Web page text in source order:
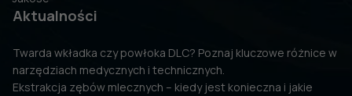
Aktualności
Twarda wkładka czy powłoka DLC? Poznaj kluczowe różnice w
narzędziach medycznych i technicznych.
Ekstrakcja zębów mlecznych – kiedy jest konieczna i jakie